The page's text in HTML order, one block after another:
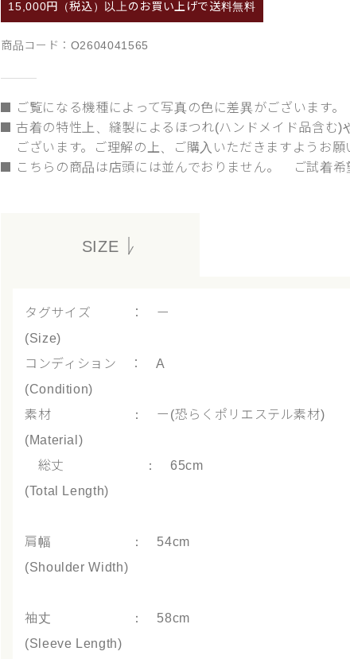
15,000円（税込）以上のお買い上げで送料無料
商品コード： O2604041565
ご覧になる機種によって写真の色に差異がございます。
古着の特性上、縫製によるほつれ(ハンドメイド品含む
ございます。ご理解の上、ご購入いただきますようお願
こちらの商品は店頭には並んでおりません。 ご試着希
SIZE
タグサイズ ： ー
(Size)
コンディション ： A
(Condition)
素材 ： ー(恐らくポリエステル素材)
(Material)
総丈 ： 65cm
(Total Length)
肩幅 ： 54cm
(Shoulder Width)
袖丈 ： 58cm
(Sleeve Length)